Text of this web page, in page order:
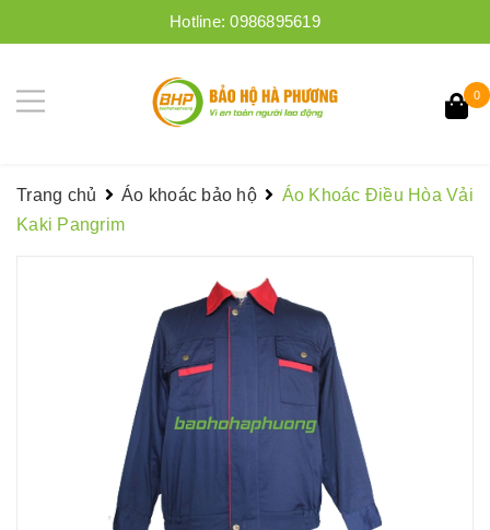
Hotline:0986895619
0
Trang chủ Áo khoác bảo hộ
Áo Khoác Điều Hòa Vải
Kaki Pangrim